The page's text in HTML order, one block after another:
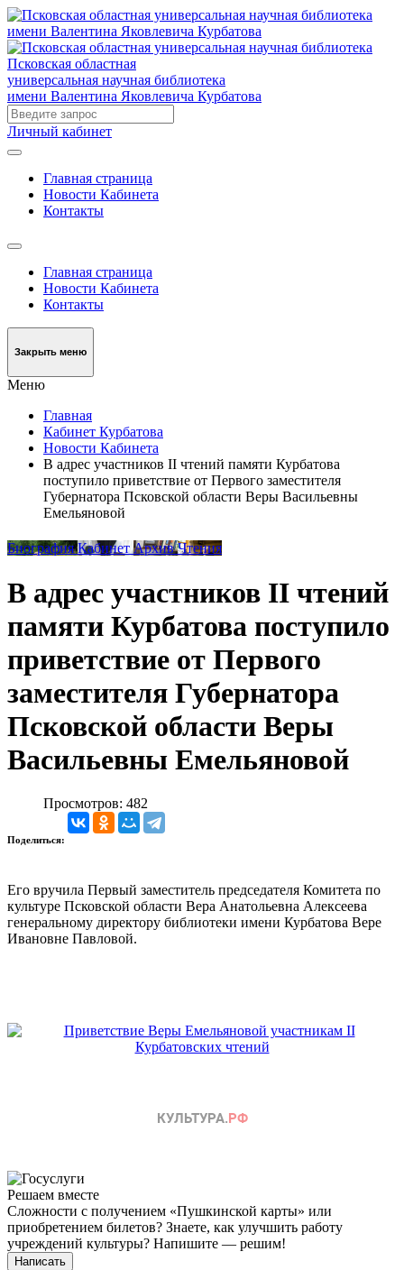
Псковская областная
универсальная научная библиотека
имени Валентина Яковлевича Курбатова
Личный кабинет
Главная страница
Новости Кабинета
Контакты
Главная страница
Новости Кабинета
Контакты
Закрыть меню
Меню
Главная
Кабинет Курбатова
Новости Кабинета
В адрес участников II чтений памяти Курбатова
поступило приветствие от Первого заместителя
Губернатора Псковской области Веры Васильевны
Емельяновой
БиографияКабинетАрхивЧтения
В адрес участников II чтений
памяти Курбатова поступило
приветствие от Первого
заместителя Губернатора
Псковской области Веры
Васильевны Емельяновой
Просмотров: 482
Поделиться:
Его вручила Первый заместитель председателя Комитета по
культуре Псковской области Вера Анатольевна Алексеева
генеральному директору библиотеки имени Курбатова Вере
Ивановне Павловой.
Решаем вместе
Сложности с получением «Пушкинской карты» или
приобретением билетов? Знаете, как улучшить работу
учреждений культуры? Напишите — решим!
Написать